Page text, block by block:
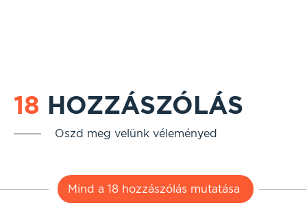
18 HOZZÁSZÓLÁS
Oszd meg velünk véleményed
Mind a 18 hozzászólás mutatása